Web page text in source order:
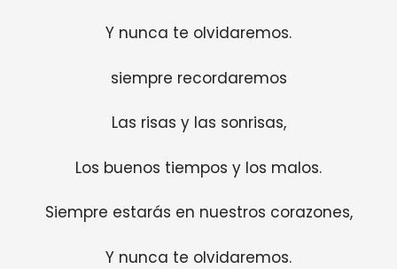
Y nunca te olvidaremos.
siempre recordaremos
Las risas y las sonrisas,
Los buenos tiempos y los malos.
Siempre estarás en nuestros corazones,
Y nunca te olvidaremos.